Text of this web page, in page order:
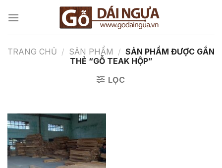
đến
TRANG CHỦ / SẢN PHẨM / SẢN PHẨM ĐƯỢC GẮN
THẺ “GỖ TEAK HỘP”
LỌC